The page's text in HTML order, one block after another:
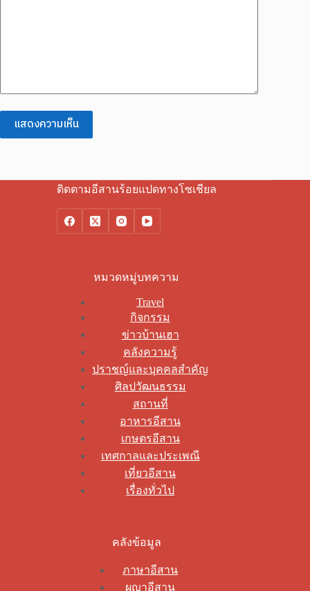
แสดงความเห็น
ติดตามอีสานร้อยแปดทางโซเชียล
หมวดหมู่บทความ
Travel
กิจกรรม
ข่าวบ้านเฮา
คลังความรู้
ปราชญ์และบุคคลสำคัญ
ศิลปวัฒนธรรม
สถานที่
อาหารอีสาน
เกษตรอีสาน
เทศกาลและประเพณี
เที่ยวอีสาน
เรื่องทั่วไป
คลังข้อมูล
ภาษาอีสาน
ผญาอีสาน